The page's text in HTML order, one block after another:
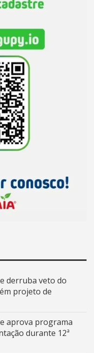
derruba veto do
projeto de
aprova programa
durante 12ª